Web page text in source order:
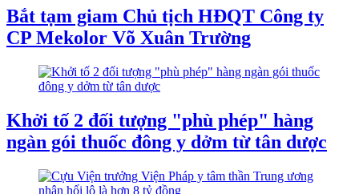
Bắt tạm giam Chủ tịch HĐQT Công ty
CP Mekolor Võ Xuân Trường
Khởi tố 2 đối tượng "phù phép" hàng
ngàn gói thuốc đông y dởm từ tân dược